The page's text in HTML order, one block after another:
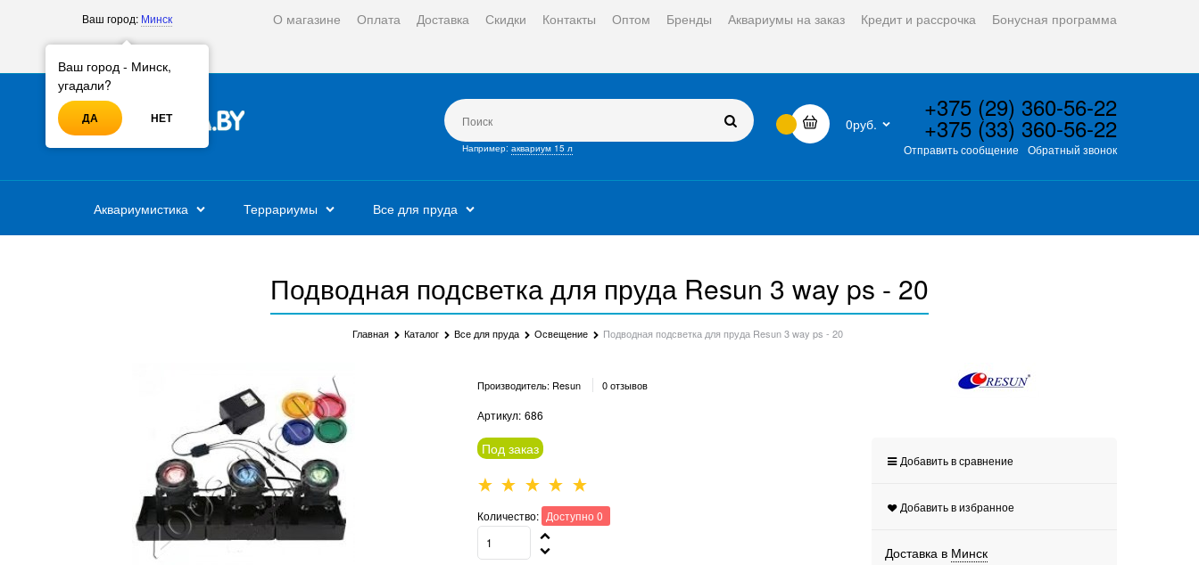
Ваш город: Минск О магазине Оплата Доставка Скидки Контакты Оптом Бренды Аквариумы на заказ Кредит и рассрочка Бонусная программа
Например: аквариум 15 л
0руб.
+375 (29) 360-56-22
+375 (33) 360-56-22
Отправить сообщение Обратный звонок
Аквариумистика Террариумы Все для пруда
Подводная подсветка для пруда Resun 3 way ps - 20
Главная Каталог Все для пруда Освещение Подводная подсветка для пруда Resun 3 way ps - 20
Производитель: Resun 0 отзывов
Артикул: 686
Под заказ
Количество: Доступно 0
Добавить в сравнение
Добавить в избранное
Доставка в Минск
Ваш город - Минск,
угадали?
ДА НЕТ